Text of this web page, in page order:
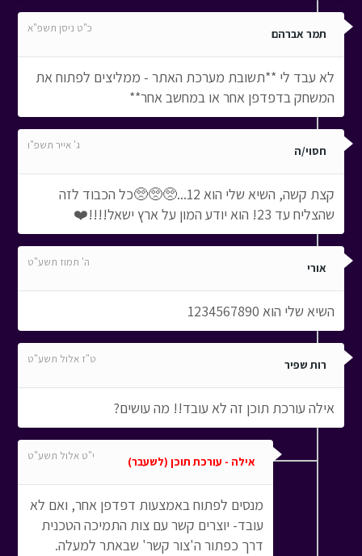
תמר אברהם כ"ט ניסן תשפ"א
לא עבד לי **תשובת מערכת האתר - ממליצים לפתוח את
המשחק בדפדפן אחר או במחשב אחר**
חסוי/ה ג' אייר תשפ"ו
קצת קשה, השיא שלי הוא 12...🥺🥺🥺כל הכבוד לזה
שהצליח עד 23! הוא יודע המון על ארץ ישאל!!!!❤️
אורי ה' תמוז תשע"ט
השיא שלי הוא 1234567890
רות שפיר ט"ז אלול תשע"ט
אילה עורכת תוכן זה לא עובד!! מה עושים?
אילה - עורכת תוכן (לשעבר) י"ט אלול תשע"ט
מנסים לפתוח באמצעות דפדפן אחר, ואם לא
עובד- יוצרים קשר עם צות התמיכה הטכנית
דרך כפתור ה'צור קשר' שבאתר למעלה.